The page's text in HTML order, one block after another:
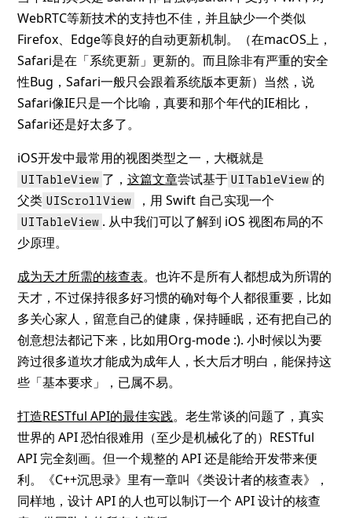
WebRTC等新技术的支持也不佳，并且缺少一个类似
Firefox、Edge等良好的自动更新机制。（在macOS上，
Safari是在「系统更新」更新的。而且除非有严重的安全
性Bug，Safari一般只会跟着系统版本更新）当然，说
Safari像IE只是一个比喻，真要和那个年代的IE相比，
Safari还是好太多了。
iOS开发中最常用的视图类型之一，大概就是
UITableView 了， 这篇文章尝试基于 UITableView 的
父类 UIScrollView ，用 Swift 自己实现一个
UITableView . 从中我们可以了解到 iOS 视图布局的不
少原理。
成为天才所需的核查表。也许不是所有人都想成为所谓的
天才，不过保持很多好习惯的确对每个人都很重要，比如
多关心家人，留意自己的健康，保持睡眠，还有把自己的
创意想法都记下来，比如用Org-mode :). 小时候以为要
跨过很多道坎才能成为成年人，长大后才明白，能保持这
些「基本要求」，已属不易。
打造RESTful API的最佳实践。老生常谈的问题了，真实
世界的 API 恐怕很难用（至少是机械化了的）RESTful
API 完全刻画。但一个规整的 API 还是能给开发带来便
利。《C++沉思录》里有一章叫《类设计者的核查表》，
同样地，设计 API 的人也可以制订一个 API 设计的核查